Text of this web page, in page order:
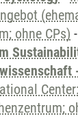
ohne CPs) -